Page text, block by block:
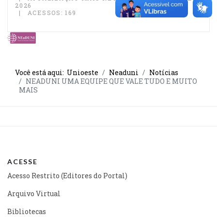
2026
ACESSOS: 169
Você está aqui: Unioeste Neaduni
Notícias
NEADUNI UMA EQUIPE QUE VALE TUDO E MUITO
MAIS
ACESSE
Acesso Restrito (Editores do Portal)
Arquivo Virtual
Bibliotecas